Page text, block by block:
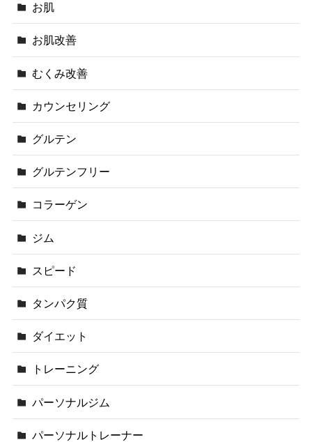
お肌
お肌改善
むくみ改善
カウンセリング
グルテン
グルテンフリー
コラーゲン
ジム
スピード
タンパク質
ダイエット
トレーニング
パーソナルジム
パーソナルトレーナー